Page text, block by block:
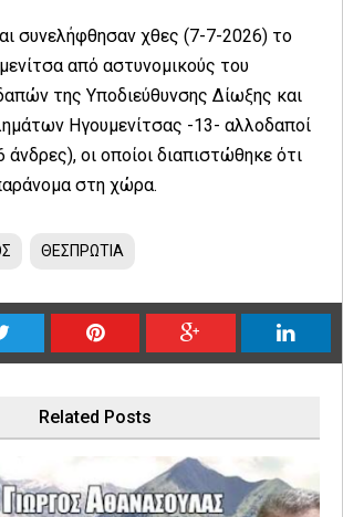
συνελήφθησαν χθες (7-7-2026) το
από αστυνομικούς του
της Υποδιεύθυνσης Δίωξης και
Ηγουμενίτσας -13- αλλοδαποί
άνδρες), οι οποίοι διαπιστώθηκε ότι
στη χώρα.
ΘΕΣΠΡΩΤΙΑ
Related Posts